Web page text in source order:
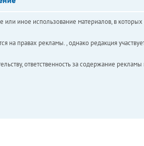
иное использование материалов, в
правах рекламы. , однако редакция
ответственность за содержание рекламы